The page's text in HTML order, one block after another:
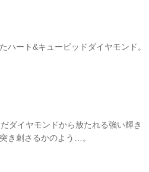
ハート&キューピッドダイヤモンド。
ダイヤモンドから放たれる強い輝き
き刺さるかのよう…。